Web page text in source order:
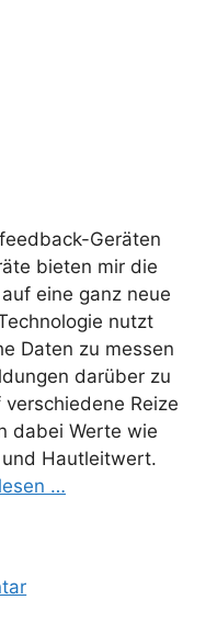
Geräten
bieten mir die
eine ganz neue
nutzt
Daten zu messen
darüber zu
Reize
dabei Werte wie
Hautleitwert.
…